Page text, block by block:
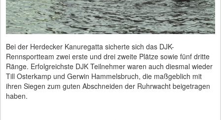
Bei der Herdecker Kanuregatta sicherte sich das DJK-
Rennsportteam zwei erste und drei zweite Plätze sowie fünf dritte
Ränge. Erfolgreichste DJK Teilnehmer waren auch diesmal wieder
Till Osterkamp und Gerwin Hammelsbruch, die maßgeblich mit
ihren Siegen zum guten Abschneiden der Ruhrwacht beigetragen
haben.